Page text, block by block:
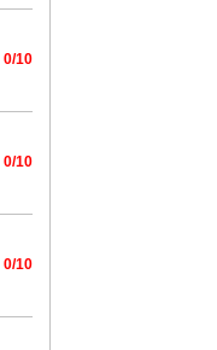
0/10
0/10
0/10